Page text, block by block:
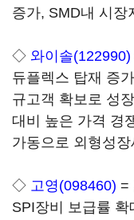
증가, SMD내 시장
◇ 와이솔(122990)
듀플렉스 탑재 증
규고객 확보로 성
대비 높은 가격 경
가동으로 외형성
◇ 고영(098460) =
SPI장비 보급률